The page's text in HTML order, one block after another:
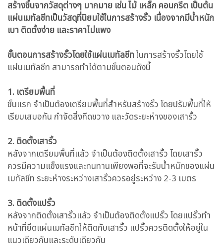
สร้างขึ้นจากวัสดุต่างๆ มากมาย เช่น ไม้ เหล็ก คอนกรีต เป็นต้น
แผ่นเมทัลชีทเป็นวัสดุที่นิยมใช้ในการสร้างรั้ว เนื่องจากมีน้ำหนัก
เบา ติดตั้งง่าย และราคาไม่แพง
ขั้นตอนการสร้างรั้วโดยใช้แผ่นเมทัลชีทในการสร้างรั้วโดยใช้
แผ่นเมทัลชีท สามารถทำได้ตามขั้นตอนดังนี้
1. เตรียมพื้นที่
ขั้นแรก จำเป็นต้องเตรียมพื้นที่สำหรับสร้างรั้ว โดยปรับพื้นที่ให้
เรียบเสมอกัน กำจัดสิ่งกีดขวาง และวัดระยะห่างของเสารั้ว
2. ติดตั้งเสารั้ว
หลังจากเตรียมพื้นที่แล้ว จำเป็นต้องติดตั้งเสารั้ว โดยเสารั้ว
ควรมีความแข็งแรงและทนทานเพียงพอที่จะรับน้ำหนักของแผ่น
เมทัลชีท ระยะห่างระหว่างเสารั้วควรอยู่ระหว่าง 2-3 เมตร
3. ติดตั้งแปรั้ว
หลังจากติดตั้งเสารั้วแล้ว จำเป็นต้องติดตั้งแปรั้ว โดยแปรั้วทำ
หน้าที่ยึดแผ่นเมทัลชีทให้ติดกับเสารั้ว แปรั้วควรติดตั้งให้อยู่ใน
แนวเดียวกันและระดับเดียวกัน